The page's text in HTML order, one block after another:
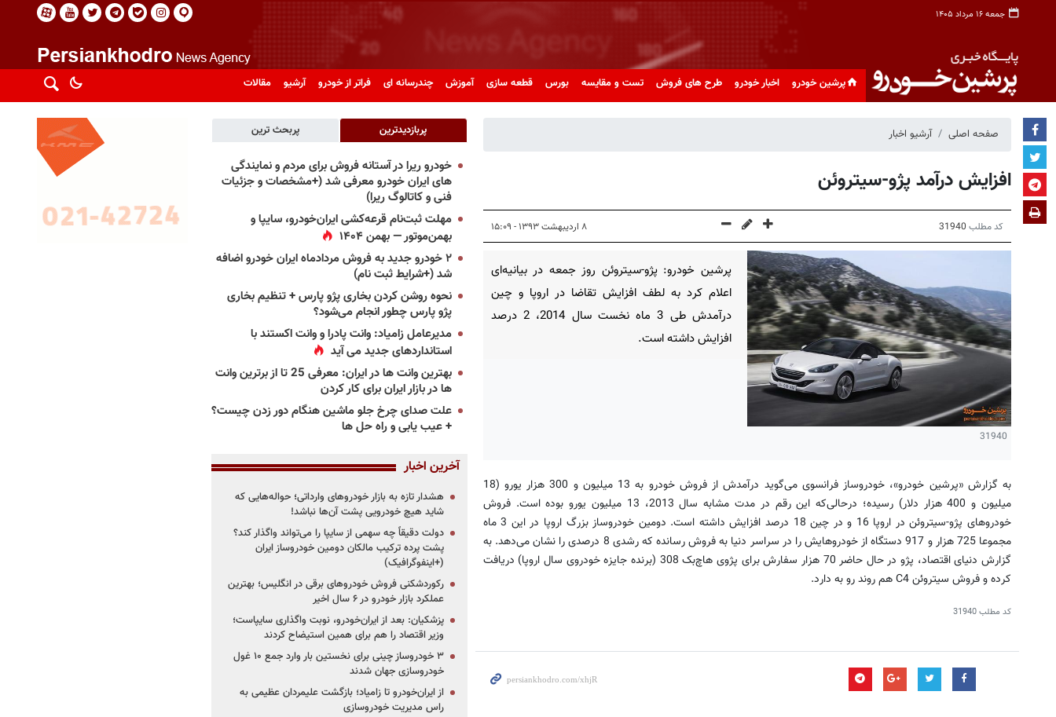
جمعه ۱۶ مرداد ۱۴۰۵
پرشین خودرو اخبار خودرو طرح های فروش تست و مقایسه بورس قطعه سازی آموزش چندرسانه ای فراتر از خودرو آرشیو مقالات
صفحه اصلی آرشیو اخبار
افزایش درآمد پژو-سیتروئن
کد مطلب 31940 ۸ اردیبهشت ۱۳۹۳ - ۱۵:۰۹
31940
پرشین خودرو: پژو-سیتروئن روز جمعه در بیانیه‌ای
اعلام کرد به لطف افزایش تقاضا در اروپا و چین
درآمدش طی 3 ماه نخست سال 2014، 2 درصد
افزایش داشته است.
به گزارش «پرشین خودرو»، خودروساز فرانسوی می‌گوید درآمدش از فروش خودرو به 13 میلیون و 300 هزار یورو (18
میلیون و 400 هزار دلار) رسیده؛ درحالی‌که این رقم در مدت مشابه سال 2013، 13 میلیون یورو بوده است. فروش
خودروهای پژو-سیتروئن در اروپا 16 و در چین 18 درصد افزایش داشته است. دومین خودروساز بزرگ اروپا در این 3 ماه
مجموعا 725 هزار و 917 دستگاه از خودروهایش را در سراسر دنیا به فروش رسانده که رشدی 8 درصدی را نشان می‌دهد. به
گزارش دنیای اقتصاد، پژو در حال حاضر 70 هزار سفارش برای پژوی هاچ‌بک 308 (برنده جایزه خودروی سال اروپا) دریافت
کرده و فروش سیتروئن C4 هم روند رو به دارد.
کد مطلب31940
پربازدیدترین پربحث ترین
خودرو ریرا در آستانه فروش برای مردم و نمایندگی
های ایران خودرو معرفی شد (+مشخصات و جزئیات
فنی و کاتالوگ ریرا)
مهلت ثبت‌نام قرعه‌کشی ایران‌خودرو، سایپا و
بهمن‌موتور — بهمن ۱۴۰۴
۲ خودرو جدید به فروش مردادماه ایران خودرو اضافه
شد (+شرایط ثبت نام)
نحوه روشن کردن بخاری پژو پارس + تنظیم بخاری
پژو پارس چطور انجام می‌شود؟
مدیرعامل زامیاد: وانت پادرا و وانت اکستند با
استانداردهای جدید می آید
بهترین وانت ها در ایران: معرفی 25 تا از برترین وانت
ها در بازار ایران برای کار کردن
علت صدای چرخ جلو ماشین هنگام دور زدن چیست؟
+ عیب یابی و راه حل ها
آخرین اخبار
هشدار تازه به بازار خودروهای وارداتی؛ حواله‌هایی که
شاید هیچ خودرویی پشت آن‌ها نباشد!
دولت دقیقاً چه سهمی از سایپا را می‌تواند واگذار کند؟
پشت پرده ترکیب مالکان دومین خودروساز ایران
(+اینفوگرافیک)
رکوردشکنی فروش خودروهای برقی در انگلیس؛ بهترین
عملکرد بازار خودرو در ۶ سال اخیر
پزشکیان: بعد از ایران‌خودرو، نوبت واگذاری سایپاست؛
وزیر اقتصاد را هم برای همین استیضاح کردند
۳ خودروساز چینی برای نخستین بار وارد جمع ۱۰ غول
خودروسازی جهان شدند
از ایران‌خودرو تا زامیاد؛ بازگشت علیمردان عظیمی به
راس مدیریت خودروسازی